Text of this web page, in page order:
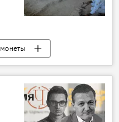
монеты